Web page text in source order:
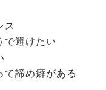
ス
で避けたい
て諦め癖がある